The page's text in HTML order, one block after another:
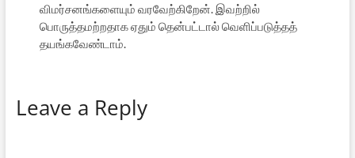
விமர்சனங்களையும் வரவேற்கிறேன். இவற்றில்
பொருத்தமற்றதாக ஏதும் தென்பட்டால் வெளிப்படுத்தத்
தயங்கவேண்டாம்.
Leave a Reply